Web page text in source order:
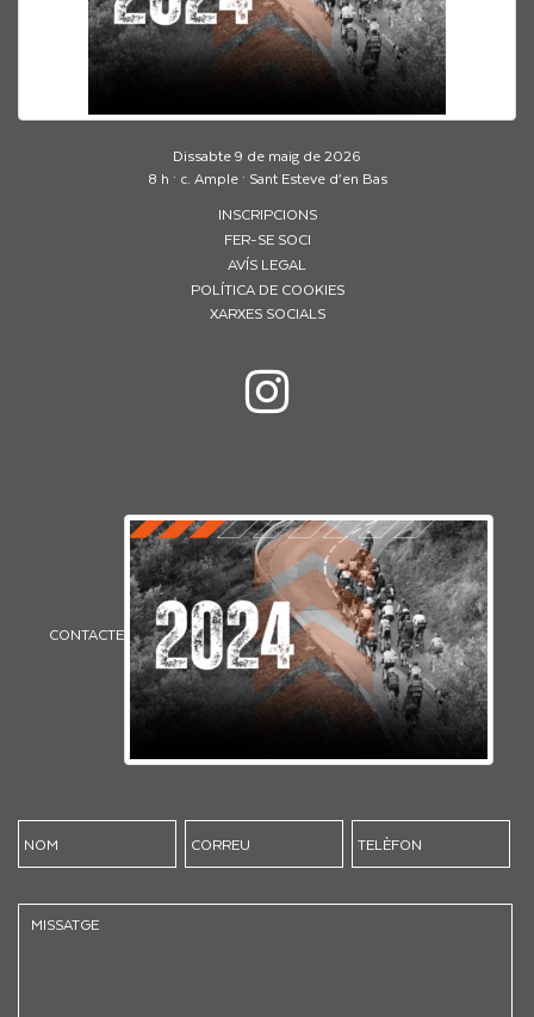
Dissabte 9 de maig de 2026
8 h · c. Ample · Sant Esteve d’en Bas
INSCRIPCIONS
FER-SE SOCI
AVÍS LEGAL
POLÍTICA DE COOKIES
XARXES SOCIALS
CONTACTE